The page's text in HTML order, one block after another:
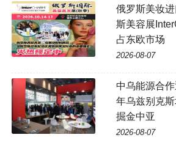
俄罗斯美妆
斯美容展
占东欧市场
2026-08-07
中乌能源合
年乌兹别克
掘金中亚
2026-08-07